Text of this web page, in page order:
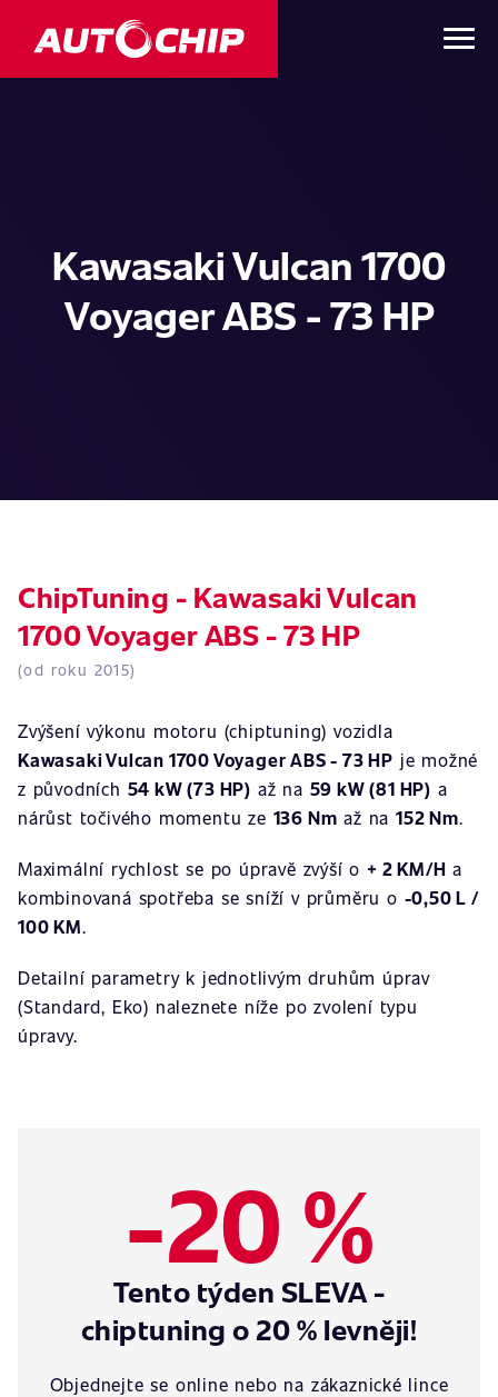
Kawasaki Vulcan 1700
Voyager ABS - 73 HP
ChipTuning - Kawasaki Vulcan
1700 Voyager ABS - 73 HP
(od roku 2015)
Zvýšení výkonu motoru (chiptuning) vozidla
Kawasaki Vulcan 1700 Voyager ABS - 73 HP je možné
z původních 54 kW (73 HP) až na 59 kW (81 HP) a
nárůst točivého momentu ze 136 Nm až na152 Nm.
Maximální rychlost se po úpravě zvýší o + 2 KM/H a
kombinovaná spotřeba se sníží v průměru o -0,50 L /
100 KM.
Detailní parametry k jednotlivým druhům úprav
(Standard, Eko) naleznete níže po zvolení typu
úpravy.
-20 %
Tento týden SLEVA -
chiptuning o 20 % levněji!
Objednejte se online nebo na zákaznické lince